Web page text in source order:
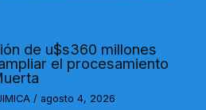
de u$s360 millones
el procesamiento
/ agosto 4, 2026